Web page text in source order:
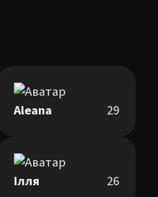
Aleana 29
Ілля 26